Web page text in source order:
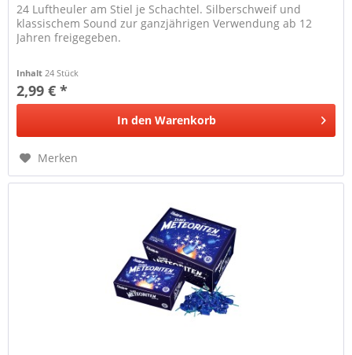
24 Luftheuler am Stiel je Schachtel. Silberschweif und
klassischem Sound zur ganzjährigen Verwendung ab 12
Jahren freigegeben.
Inhalt 24 Stück
2,99 € *
In den Warenkorb
Merken